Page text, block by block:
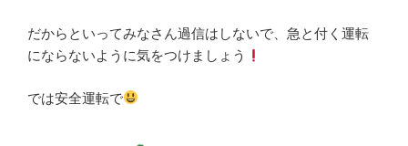
だからといってみなさん過信はしないで、急と付く運転
にならないように気をつけましょう
では安全運転で